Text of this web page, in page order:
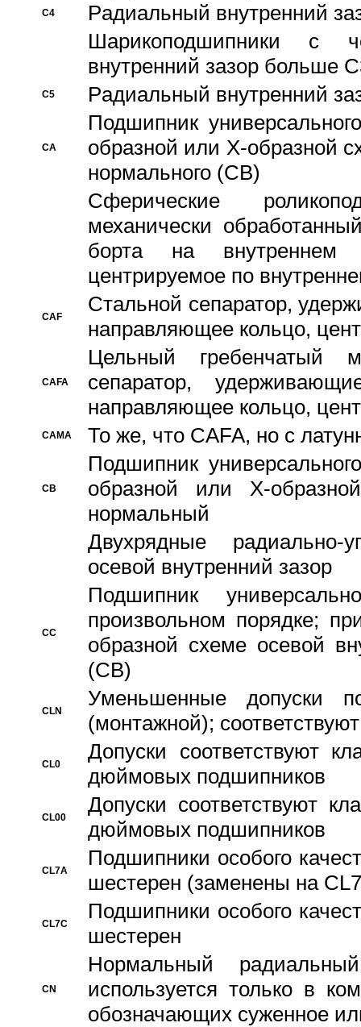
C4
Pадиальный внутренний
Шарикоподшипники с
внутренний зазор больше
C5 Pадиальный внутренний
CA
Подшипник
образной или Х-образной
нормального (CB)
Сферические
механически
борта на внутреннем
центрируемое по
CAF
Стальной сепаратор,
направляющее кольцо,
CAFA
Цельный гребенчатый
сепаратор,
направляющее кольцо,
CAMA То же, что CAFA, но с
CB
Подшипник
образной или Х-
нормальный
Двухрядные радиально-
осевой внутренний зазор
CC
Подшипник
произвольном порядке;
образной схеме осевой
(CB)
CLN
Уменьшенные
(монтажной);
CL0
Допуски соответствуют
дюймовых подшипников
CL00
Допуски соответствуют
дюймовых подшипников
CL7A
Подшипники особого
шестерен (заменены на
CL7C
Подшипники особого
шестерен
CN
Hормальный
используется только в
обозначающих суженное